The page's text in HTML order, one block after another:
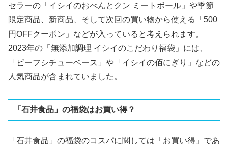
セラーの「イシイのおべんとクン ミートボール」や季節
限定商品、新商品、そして次回の買い物から使える「500
円OFFクーポン」などが入っていると考えられます​​。
2023年の「無添加調理 イシイのこだわり福袋」には、
「ビーフシチューベース」や「イシイの佰にぎり」などの
人気商品が含まれていました。
「石井食品」の福袋はお買い得？
「石井食品」の福袋のコスパに関しては「お買い得」であ